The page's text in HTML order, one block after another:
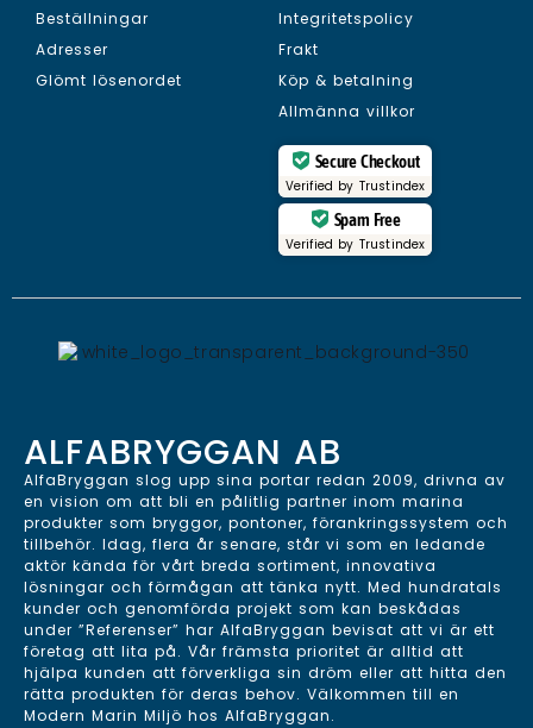
Beställningar
Adresser
Glömt lösenordet
Integritetspolicy
Frakt
Köp & betalning
Allmänna villkor
Secure Checkout
Verified by Trustindex
Spam Free
Verified by Trustindex
ALFABRYGGAN AB
AlfaBryggan slog upp sina portar redan 2009, drivna av
en vision om att bli en pålitlig partner inom marina
produkter som bryggor, pontoner, förankringssystem och
tillbehör. Idag, flera år senare, står vi som en ledande
aktör kända för vårt breda sortiment, innovativa
lösningar och förmågan att tänka nytt. Med hundratals
kunder och genomförda projekt som kan beskådas
under ”Referenser” har AlfaBryggan bevisat att vi är ett
företag att lita på. Vår främsta prioritet är alltid att
hjälpa kunden att förverkliga sin dröm eller att hitta den
rätta produkten för deras behov. Välkommen till en
Modern Marin Miljö hos AlfaBryggan.